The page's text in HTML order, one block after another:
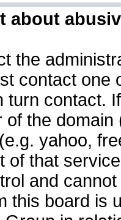
about
the
contact one
turn contact.
the
yahoo,
of that
and
this board is